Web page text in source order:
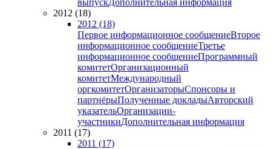
выпускДополнительная информация
2012 (18)
2012 (18)
Первое информационное сообщениеВторое
информационное сообщениеТретье
информационное сообщениеПрограммный
комитетОрганизационный
комитетМеждународный
оргкомитетОрганизаторыСпонсоры и
партнёрыПолученные докладыАвторский
указательОрганизации-
участникиДополнительная информация
2011 (17)
2011 (17)